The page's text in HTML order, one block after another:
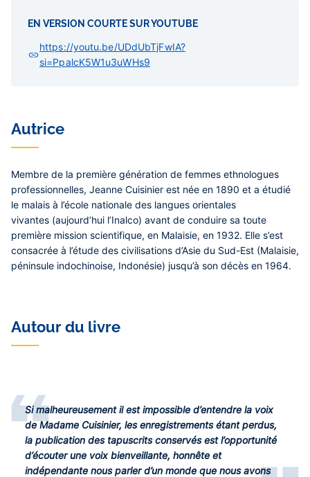
EN VERSION COURTE SUR YOUTUBE
https://youtu.be/UDdUbTjFwIA?
si=PpalcK5W1u3uWHs9
Autrice
Membre de la première génération de femmes ethnologues
professionnelles, Jeanne Cuisinier est née en 1890 et a étudié
le malais à l’école nationale des langues orientales
vivantes (aujourd’hui l’Inalco) avant de conduire sa toute
première mission scientifique, en Malaisie, en 1932. Elle s’est
consacrée à l’étude des civilisations d’Asie du Sud-Est (Malaisie,
péninsule indochinoise, Indonésie) jusqu’à son décès en 1964.
Autour du livre
Si malheureusement il est impossible d’entendre la voix
de Madame Cuisinier, les enregistrements étant perdus,
la publication des tapuscrits conservés est l’opportunité
d’écouter une voix bienveillante, honnête et
indépendante nous parler d’un monde que nous avons